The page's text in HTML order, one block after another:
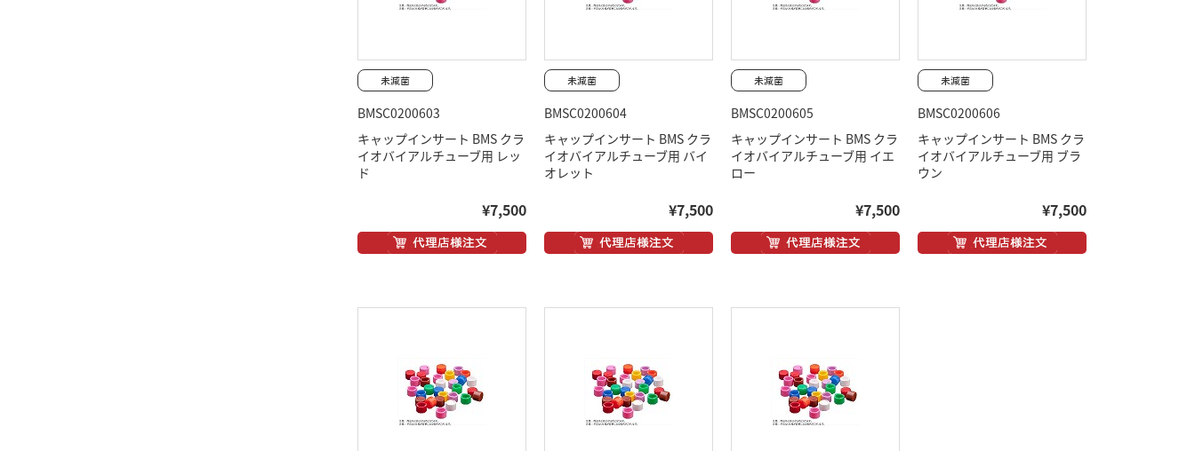
BMSC0200603
キャップインサート BMS クラ
イオバイアルチューブ用 レッ
ド
¥7,500
BMSC0200604
キャップインサート BMS クラ
イオバイアルチューブ用 バイ
オレット
¥7,500
BMSC0200605
キャップインサート BMS クラ
イオバイアルチューブ用 イエ
ロー
¥7,500
BMSC0200606
キャップインサート BMS クラ
イオバイアルチューブ用 ブラ
ウン
¥7,500